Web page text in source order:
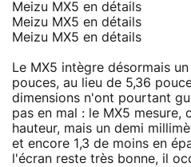
Meizu MX5 en détails
Meizu MX5 en détails
Meizu MX5 en détails
Le MX5 intègre désormais
pouces, au lieu de 5,36
dimensions n'ont pourtant
pas en mal : le MX5 mesure,
hauteur, mais un demi
et encore 1,3 de moins en
l'écran reste très bonne, il